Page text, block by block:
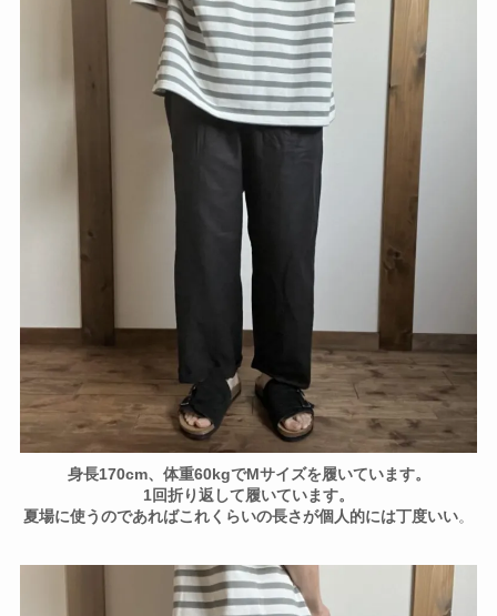
身長170cm、体重60kgでMサイズを履いています。
1回折り返して履いています。
夏場に使うのであればこれくらいの長さが個人的には丁度いい。